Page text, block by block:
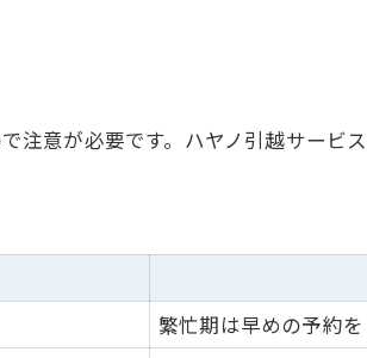
注意が必要です。ハヤノ引越サービ
繁忙期は早めの予約を